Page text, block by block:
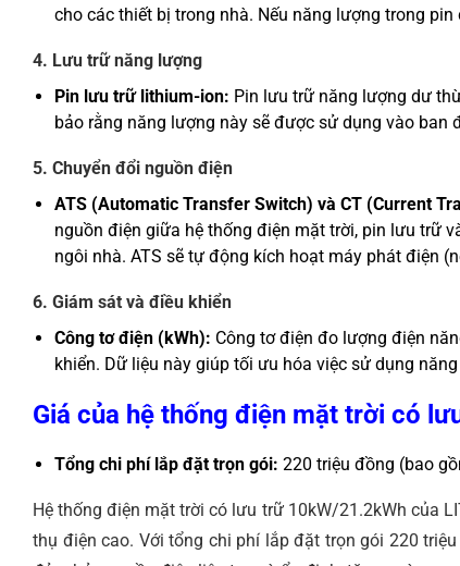
cho các thiết bị trong nhà. Nếu năng lượng trong
4. Lưu trữ năng lượng
Pin lưu trữ lithium-ion: Pin lưu trữ năng lượng dư
bảo rằng năng lượng này sẽ được sử dụng vào ban
5. Chuyển đổi nguồn điện
ATS (Automatic Transfer Switch) và CT (Current
nguồn điện giữa hệ thống điện mặt trời, pin lưu trữ
ngôi nhà. ATS sẽ tự động kích hoạt máy phát điện
6. Giám sát và điều khiển
Công tơ điện (kWh): Công tơ điện đo lượng điện
khiển. Dữ liệu này giúp tối ưu hóa việc sử dụng
Giá của hệ thống điện mặt trời có
Tổng chi phí lắp đặt trọn gói: 220 triệu đồng (bao
Hệ thống điện mặt trời có lưu trữ 10kW/21.2kWh của
thụ điện cao. Với tổng chi phí lắp đặt trọn gói 220